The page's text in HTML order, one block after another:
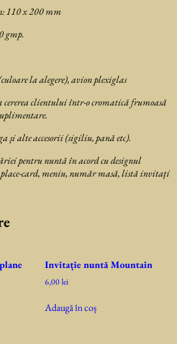
110 x 200 mm
gmp.
la alegere), avion plexiglas
cererea clientului într-o cromatică frumoasă
și alte accesorii (sigiliu, pană etc).
pentru nuntă în acord cu designul
card, meniu, număr masă, listă invitați
Invitație nuntă Mountain
6,00lei
Adaugă în coș